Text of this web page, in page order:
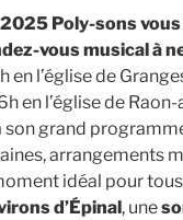
Poly-sons vous
vous musical à
en l’église de
en l’église de
grand
arrangements
idéal pour
d’Épinal, une